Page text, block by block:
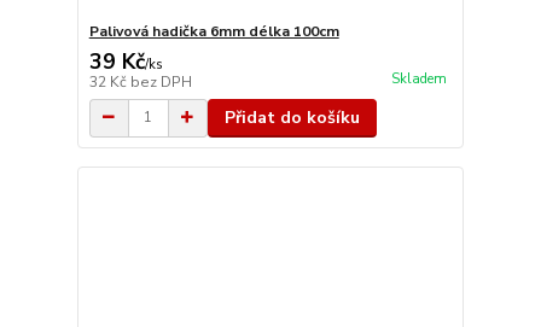
Palivová hadička 6mm délka 100cm
39 Kč/ks
32 Kč bez DPH Skladem
Přidat do košíku